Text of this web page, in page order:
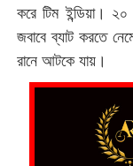
করে টিম ইন্ডিয়া।
জবাবে ব্যাট করতে
রানে আটকে যায়।